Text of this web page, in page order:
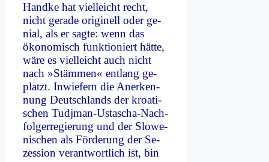
Hand­ke hat viel­leicht recht,
nicht ge­ra­de ori­gi­nell oder ge­
ni­al, als er sag­te: wenn das
öko­no­misch funk­tio­niert hät­te,
wä­re es viel­leicht auch nicht
nach »Stäm­men« ent­lang ge­
platzt. In­wie­fern die An­er­ken­
nung Deutsch­lands der kroa­ti­
schen Tudj­man-Usta­scha-Nach­
fol­ger­re­gie­rung und der Slo­we­
ni­schen als För­de­rung der Se­
zes­si­on ver­ant­wort­lich ist, bin